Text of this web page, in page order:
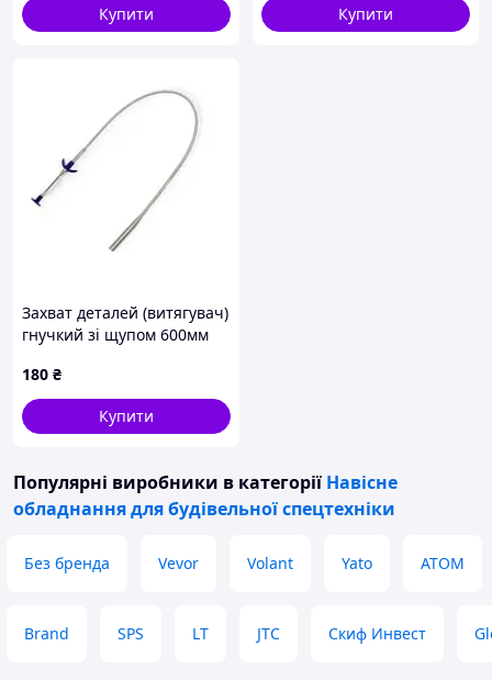
Купити
Купити
Захват деталей (витягувач)
гнучкий зі щупом 600мм
180 ₴
Купити
Популярні виробники в категорії Навісне
обладнання для будівельної спецтехніки
Без бренда Vevor Volant Yato ATOM
Brand SPS LT JTC Скиф Инвест